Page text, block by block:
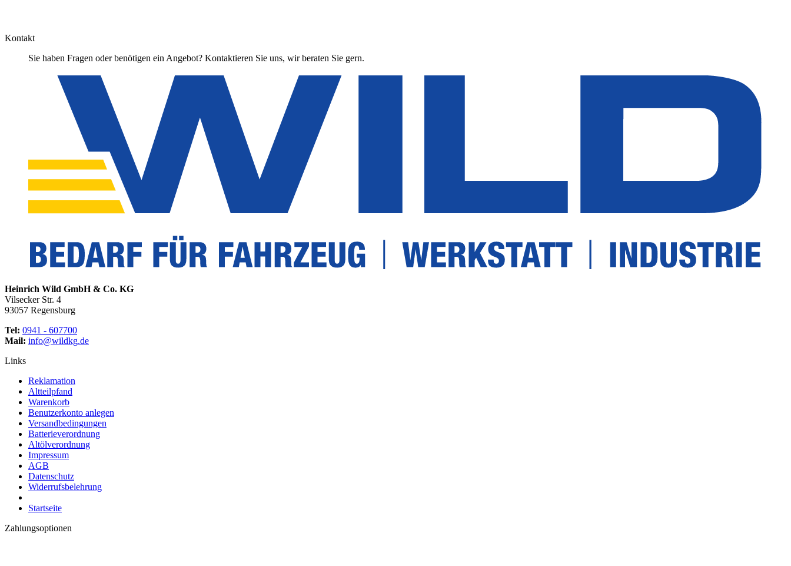
Kontakt
Sie haben Fragen oder benötigen ein Angebot? Kontaktieren Sie uns, wir beraten Sie gern.
Heinrich Wild GmbH & Co. KG
Vilsecker Str. 4
93057 Regensburg
Tel: 0941 - 607700
Mail: info@wildkg.de
Links
Reklamation
Altteilpfand
Warenkorb
Benutzerkonto anlegen
Versandbedingungen
Batterieverordnung
Altölverordnung
Impressum
AGB
Datenschutz
Widerrufsbelehrung
Startseite
Zahlungsoptionen